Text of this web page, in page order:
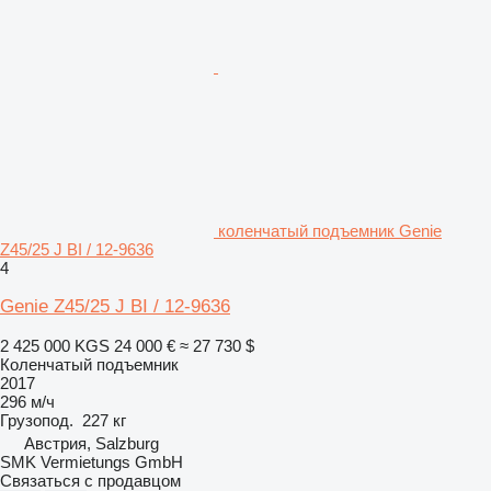
коленчатый подъемник Genie
Z45/25 J BI / 12-9636
4
Genie Z45/25 J BI / 12-9636
2 425 000 KGS 24 000 € ≈ 27 730 $
Коленчатый подъемник
2017
296 м/ч
Грузопод. 227 кг
Австрия, Salzburg
SMK Vermietungs GmbH
Связаться с продавцом